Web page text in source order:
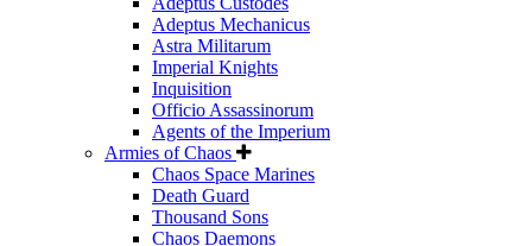
Adeptus Mechanicus
Astra Militarum
Imperial Knights
Inquisition
Officio Assassinorum
Agents of the Imperium
Armies of Chaos
Chaos Space Marines
Death Guard
Thousand Sons
Chaos Daemons